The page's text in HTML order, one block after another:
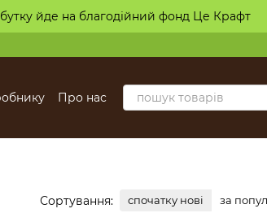
йде на благодійний фонд Це Крафт
Про нас
Сортування: спочатку нові за